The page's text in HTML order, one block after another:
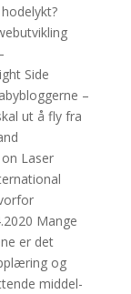
Side
–
ut å fly fra
Laser
Mange
er det
og
middel­